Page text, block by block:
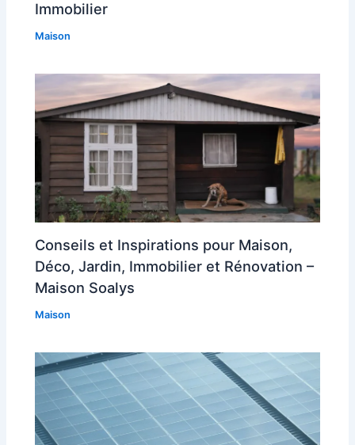
Immobilier
Maison
Conseils et Inspirations pour Maison,
Déco, Jardin, Immobilier et Rénovation –
Maison Soalys
Maison